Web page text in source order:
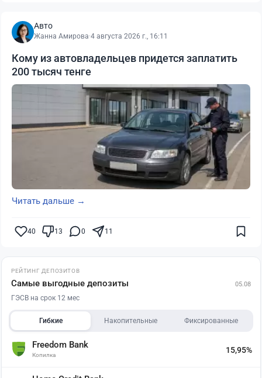
Авто
Жанна Амирова·4 августа 2026 г., 16:11
Кому из автовладельцев придется заплатить
200 тысяч тенге
Читать дальше →
40 13 0 11
РЕЙТИНГ ДЕПОЗИТОВ
Самые выгодные депозиты 05.08
ГЭСВ на срок 12 мес
Гибкие Накопительные Фиксированные
Freedom Bank
Копилка
15,95%